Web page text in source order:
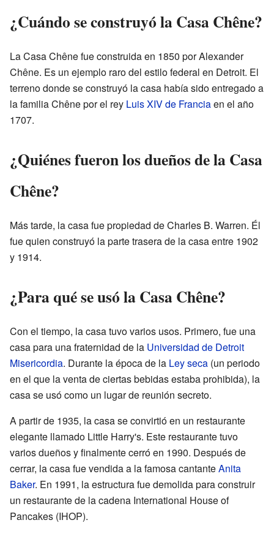
¿Cuándo se construyó la Casa Chêne?
La Casa Chêne fue construida en 1850 por Alexander
Chêne. Es un ejemplo raro del estilo federal en Detroit. El
terreno donde se construyó la casa había sido entregado a
la familia Chêne por el rey Luis XIV de Franciaen el año
1707.
¿Quiénes fueron los dueños de la Casa
Chêne?
Más tarde, la casa fue propiedad de Charles B. Warren. Él
fue quien construyó la parte trasera de la casa entre 1902
y 1914.
¿Para qué se usó la Casa Chêne?
Con el tiempo, la casa tuvo varios usos. Primero, fue una
casa para una fraternidad de la Universidad de Detroit
Misericordia. Durante la época de la Ley seca (un periodo
en el que la venta de ciertas bebidas estaba prohibida), la
casa se usó como un lugar de reunión secreto.
A partir de 1935, la casa se convirtió en un restaurante
elegante llamado Little Harry's. Este restaurante tuvo
varios dueños y finalmente cerró en 1990. Después de
cerrar, la casa fue vendida a la famosa cantanteAnita
Baker. En 1991, la estructura fue demolida para construir
un restaurante de la cadena International House of
Pancakes (IHOP).